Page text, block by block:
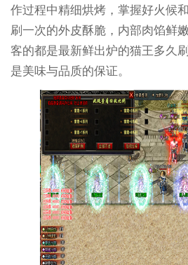
作过程中精细烘烤，掌握好火候
刷一次的外皮酥脆，内部肉馅鲜
客的都是最新鲜出炉的猫王多久
是美味与品质的保证。